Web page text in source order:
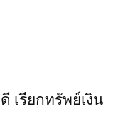
เรียก​ทรัพย์เงิน